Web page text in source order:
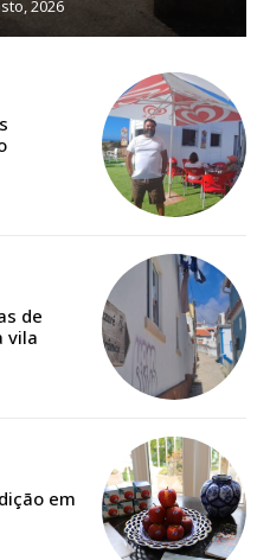
€
à Quinta-feira em sua
Exclusivos para
anual
2026
de
vila
em